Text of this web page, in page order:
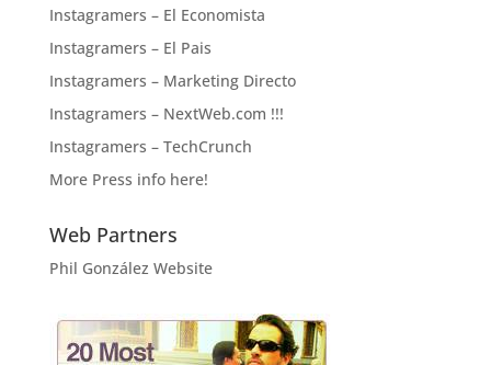
Instagramers – El Economista
Instagramers – El Pais
Instagramers – Marketing Directo
Instagramers – NextWeb.com !!!
Instagramers – TechCrunch
More Press info here!
Web Partners
Phil González Website